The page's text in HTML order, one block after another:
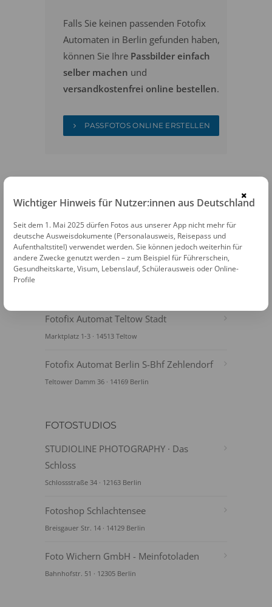
Falls Sie keinen passenden Fotofix
Automaten in Berlin gefunden haben,
können Sie Ihre Passbilder einfach
selber machen und
versandkostenfrei online bestellen.
PASSFOTOS ONLINE ERSTELLEN
FOTOAUTOMATEN
Fotofix Automat Berlin Kaufland
Lichterfelde
Fotofix Automat Teltow Stadt
Marktplatz 1-3 · 14513 Teltow
Fotofix Automat Berlin S-Bhf Zehlendorf
Teltower Damm 36 · 14169 Berlin
FOTOSTUDIOS
STUDIOLINE PHOTOGRAPHY · Das
Schloss
Schlossstraße 34 · 12163 Berlin
Fotoshop Schlachtensee
Breisgauer Str. 14 · 14129 Berlin
Foto Wichern GmbH - Meinfotoladen
Bahnhofstr. 51 · 12305 Berlin
×
Wichtiger Hinweis für Nutzer:innen aus Deutschland
Seit dem 1. Mai 2025 dürfen Fotos aus unserer App nicht mehr für
deutsche Ausweisdokumente (Personalausweis, Reisepass und
Aufenthaltstitel) verwendet werden. Sie können jedoch weiterhin für
andere Zwecke genutzt werden – zum Beispiel für Führerschein,
Gesundheitskarte, Visum, Lebenslauf, Schülerausweis oder Online-
Profile